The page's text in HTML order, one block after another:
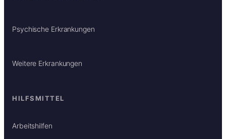
Psychische Erkrankungen
Weitere Erkrankungen
HILFSMITTEL
Arbeitshilfen